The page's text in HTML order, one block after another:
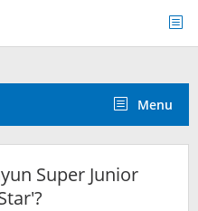
Menu
Super Junior